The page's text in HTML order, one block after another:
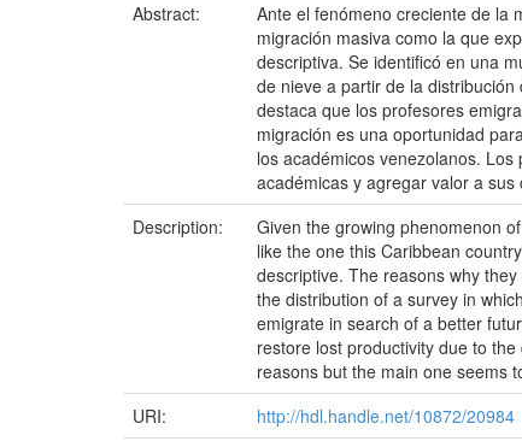
Abstract:
Ante el fenómeno creciente de la
migración masiva como la que
descriptiva. Se identificó en una
de nieve a partir de la
destaca que los profesores
migración es una oportunidad
los académicos venezolanos.
académicas y agregar valor a
Description:
Given the growing phenomenon
like the one this Caribbean
descriptive. The reasons why
the distribution of a survey in
emigrate in search of a better
restore lost productivity due to
reasons but the main one seems
URI:
http://hdl.handle.net/10872/20984